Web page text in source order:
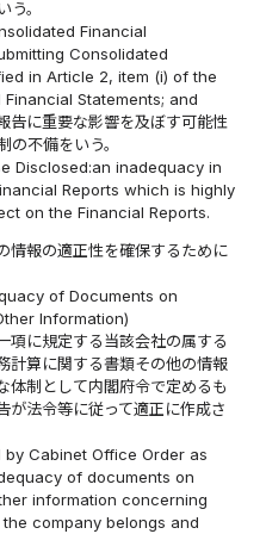
。
Financial
Consolidated
in Article 2, item (i) of the
Statements; and
告に重要な影響を及ぼす可能性
不備をいう。
Disclosed:an inadequacy in
Reports which is highly
on the Financial Reports.
情報の適正性を確保するために
of Documents on
Information)
項に規定する当該会社の属する
計算に関する書類その他の情報
体制として内閣府令で定めるも
が法令等に従って適正に作成さ
Cabinet Office Order as
of documents on
information concerning
company belongs and